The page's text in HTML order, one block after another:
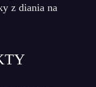
z diania na